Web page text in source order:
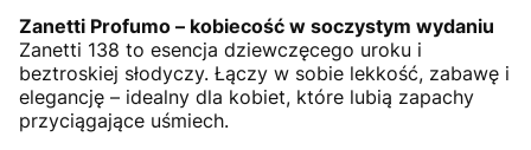
Zanetti Profumo – kobiecość w soczystym wydaniu
Zanetti 138 to esencja dziewczęcego uroku i
beztroskiej słodyczy. Łączy w sobie lekkość, zabawę i
elegancję – idealny dla kobiet, które lubią zapachy
przyciągające uśmiech.